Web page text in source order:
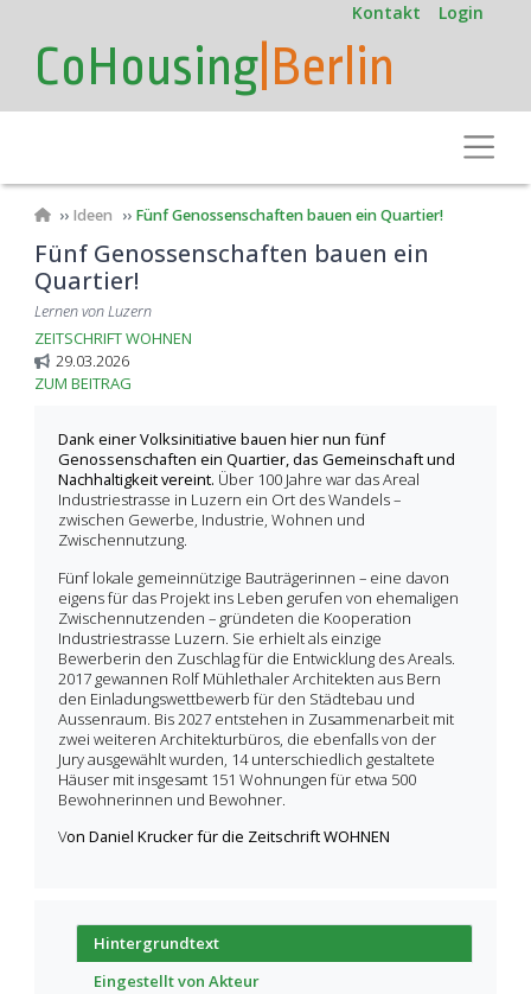
Inhaltaccount
menu
Kontakt Login
CoHousing |Berlin
Pfadnavigation
Ideen Fünf Genossenschaften bauen ein Quartier!
Fünf Genossenschaften bauen ein
Quartier!
Lernen von Luzern
ZEITSCHRIFT WOHNEN
29.03.2026
ZUM BEITRAG
Dank einer Volksinitiative bauen hier nun fünf
Genossenschaften ein Quartier, das Gemeinschaft und
Nachhaltigkeit vereint. Über 100 Jahre war das Areal
Industriestrasse in Luzern ein Ort des Wandels –
zwischen Gewerbe, Industrie, Wohnen und
Zwischennutzung.
Fünf lokale gemeinnützige Bauträgerinnen – eine davon
eigens für das Projekt ins Leben gerufen von ehemaligen
Zwischennutzenden – gründeten die Kooperation
Industriestrasse Luzern. Sie erhielt als einzige
Bewerberin den Zuschlag für die Entwicklung des Areals.
2017 gewannen Rolf Mühlethaler Architekten aus Bern
den Einladungswettbewerb für den Städtebau und
Aussenraum. Bis 2027 entstehen in Zusammenarbeit mit
zwei weiteren Architekturbüros, die ebenfalls von der
Jury ausgewählt wurden, 14 unterschiedlich gestaltete
Häuser mit insgesamt 151 Wohnungen für etwa 500
Bewohnerinnen und Bewohner.
Von Daniel Krucker für die Zeitschrift WOHNEN
Hintergrundtext
Eingestellt von Akteur